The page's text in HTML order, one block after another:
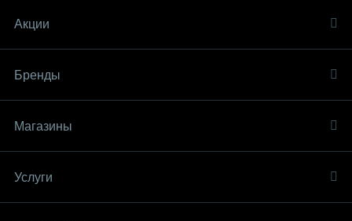
Акции
Бренды
Магазины
Услуги